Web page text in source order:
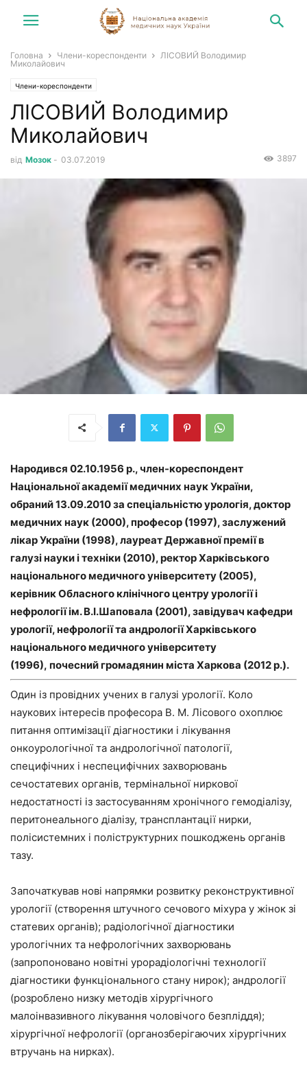
Головна Члени-кореспонденти
ЛІСОВИЙ Володимир
Миколайович
Члени-кореспонденти
ЛІСОВИЙ Володимир
Миколайович
від Мозок - 03.07.2019 3897
Народився 02.10.1956 р., член-кореспондент
Національної академії медичних наук України,
обраний 13.09.2010 за спеціальністю урологія, доктор
медичних наук (2000), професор (1997), заслужений
лікар України (1998), лауреат Державної премії в
галузі науки і техніки (2010), ректор Харківського
національного медичного університету (2005),
керівник Обласного клінічного центру урології і
нефрології ім. В.І.Шаповала (2001), завідувач кафедри
урології, нефрології та андрології Харківського
національного медичного університету
(1996), почесний громадянин міста Харкова (2012 р.).
Один із провідних учених в галузі урології. Коло
наукових інтересів професора В. М. Лісового охоплює
питання оптимізації діагностики і лікування
онкоурологічної та андрологічної патології,
специфічних і неспецифічних захворювань
сечостатевих органів, термінальної ниркової
недостатності із застосуванням хронічного гемодіалізу,
перитонеального діалізу, трансплантації нирки,
полісистемних і поліструктурних пошкоджень органів
тазу.
Започаткував нові напрямки розвитку реконструктивної
урології (створення штучного сечового міхура у жінок зі
статевих органів); радіологічної діагностики
урологічних та нефрологічних захворювань
(запропоновано новітні урорадіологічні технології
діагностики функціонального стану нирок); андрології
(розроблено низку методів хірургічного
малоінвазивного лікування чоловічого безпліддя);
хірургічної нефрології (органозберігаючих хірургічних
втручань на нирках).